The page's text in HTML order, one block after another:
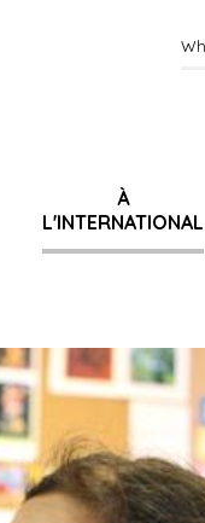
À
L'INTERNATIONAL